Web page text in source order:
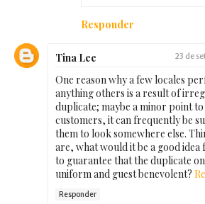
Responder
Tina Lee 23 de
One reason why a few locales
anything others is a result of
duplicate; maybe a minor point
customers, it can frequently be
them to look somewhere else.
are, what would it be a good
to guarantee that the duplicate
uniform and guest benevolent?
Responder